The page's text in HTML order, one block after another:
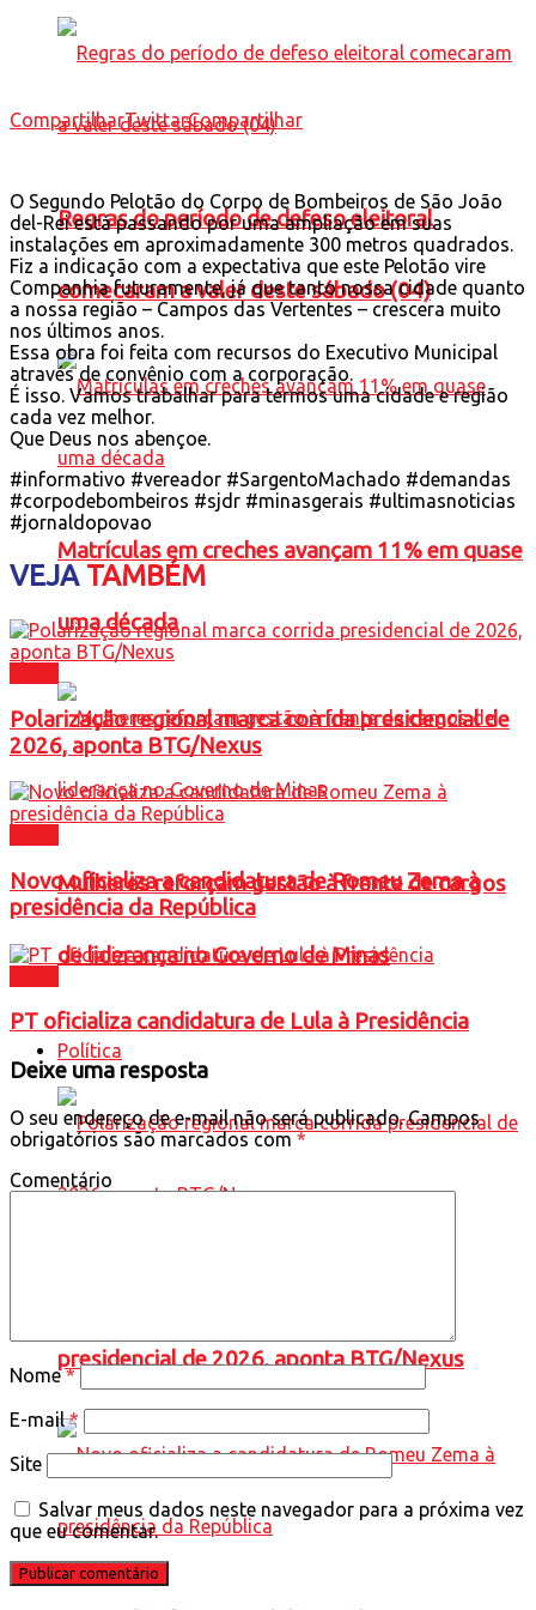
Regras do período de defeso eleitoral
comecaram a valer deste sábado (04)
Matrículas em creches avançam 11% em quase
uma década
Mulheres reforçam gestão à frente de cargos
de liderança no Governo de Minas
Política
presidencial de 2026, aponta BTG/Nexus
CompartilharTwittarCompartilhar
O Segundo Pelotão do Corpo de Bombeiros de São João
del-Rei está passando por uma ampliação em suas
instalações em aproximadamente 300 metros quadrados.
Fiz a indicação com a expectativa que este Pelotão vire
Companhia futuramente, já que tanto nossa cidade quanto
a nossa região – Campos das Vertentes – crescera muito
nos últimos anos.
Essa obra foi feita com recursos do Executivo Municipal
através de convênio com a corporação.
É isso. Vamos trabalhar para termos uma cidade e região
cada vez melhor.
Que Deus nos abençoe.
#informativo #vereador #SargentoMachado #demandas
#corpodebombeiros #sjdr #minasgerais #ultimasnoticias
#jornaldopovao
VEJATAMBÉM
Polarização regional marca corrida presidencial de
2026, aponta BTG/Nexus
Novo oficializa a candidatura de Romeu Zema à
presidência da República
PT oficializa candidatura de Lula à Presidência
Deixe uma resposta
O seu endereço de e-mail não será publicado.Campos
obrigatórios são marcados com*
Comentário
Nome*
E-mail*
Site
Salvar meus dados neste navegador para a próxima vez
que eu comentar.